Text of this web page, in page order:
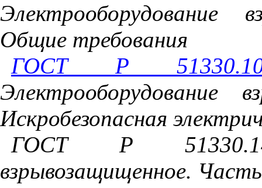
Электрооборудование
Общие требования
ГОСТ Р
Электрооборудование
Искробезопасная
ГОСТ Р 51330.14-
взрывозащищенное.